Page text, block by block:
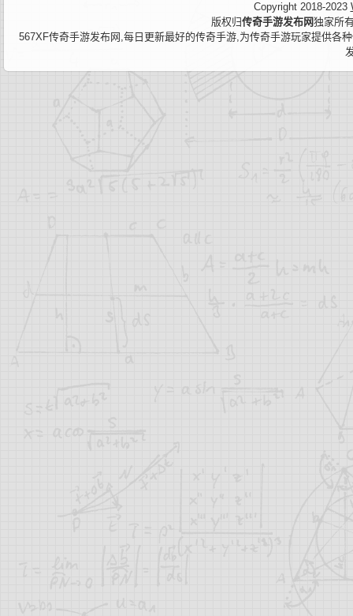
Copyright 2018-2023
版权归传奇手游发布网独家所
567XF传奇手游发布网,每日更新最好的传奇手游,为传奇手游玩家提供各